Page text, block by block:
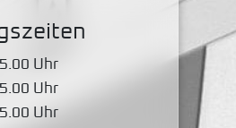
Uhr
Uhr
Uhr